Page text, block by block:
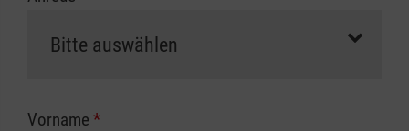
erfolgt eine Abrechnung der vollen Kursgebühr
Die notwendigen Formulare für die
zuständigen Berufsgenossenschaft oder
Vorname *